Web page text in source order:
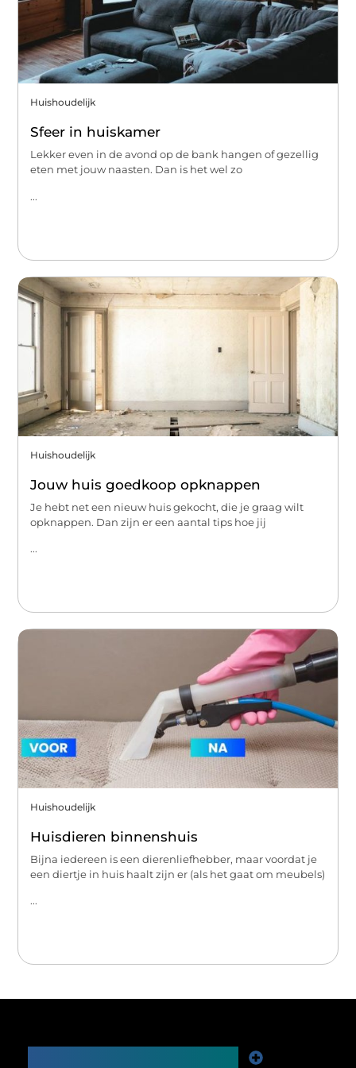
Huishoudelijk
Sfeer in huiskamer
Lekker even in de avond op de bank hangen of gezellig
eten met jouw naasten. Dan is het wel zo
...
Huishoudelijk
Jouw huis goedkoop opknappen
Je hebt net een nieuw huis gekocht, die je graag wilt
opknappen. Dan zijn er een aantal tips hoe jij
...
Huishoudelijk
Huisdieren binnenshuis
Bijna iedereen is een dierenliefhebber, maar voordat je
een diertje in huis haalt zijn er (als het gaat om meubels)
...